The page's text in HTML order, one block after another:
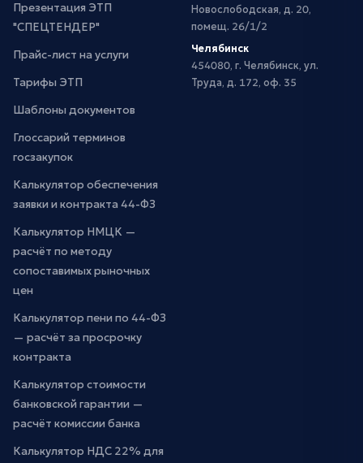
Презентация ЭТП
"СПЕЦТЕНДЕР"
Прайс-лист на услуги
Тарифы ЭТП
Шаблоны документов
Глоссарий терминов
госзакупок
Калькулятор обеспечения
заявки и контракта 44-ФЗ
Калькулятор НМЦК —
расчёт по методу
сопоставимых рыночных
цен
Калькулятор пени по 44-ФЗ
— расчёт за просрочку
контракта
Калькулятор стоимости
банковской гарантии —
расчёт комиссии банка
Калькулятор НДС 22% для
Новослободская, д. 20,
помещ. 26/1/2
Челябинск
454080, г. Челябинск, ул.
Труда, д. 172, оф. 35